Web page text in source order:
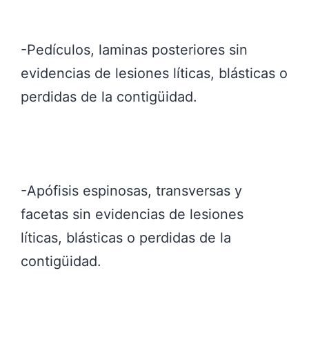
-Pedículos, laminas posteriores sin
evidencias de lesiones líticas, blásticas o
perdidas de la contigüidad.
-Apófisis espinosas, transversas y
facetas sin evidencias de lesiones
líticas, blásticas o perdidas de la
contigüidad.